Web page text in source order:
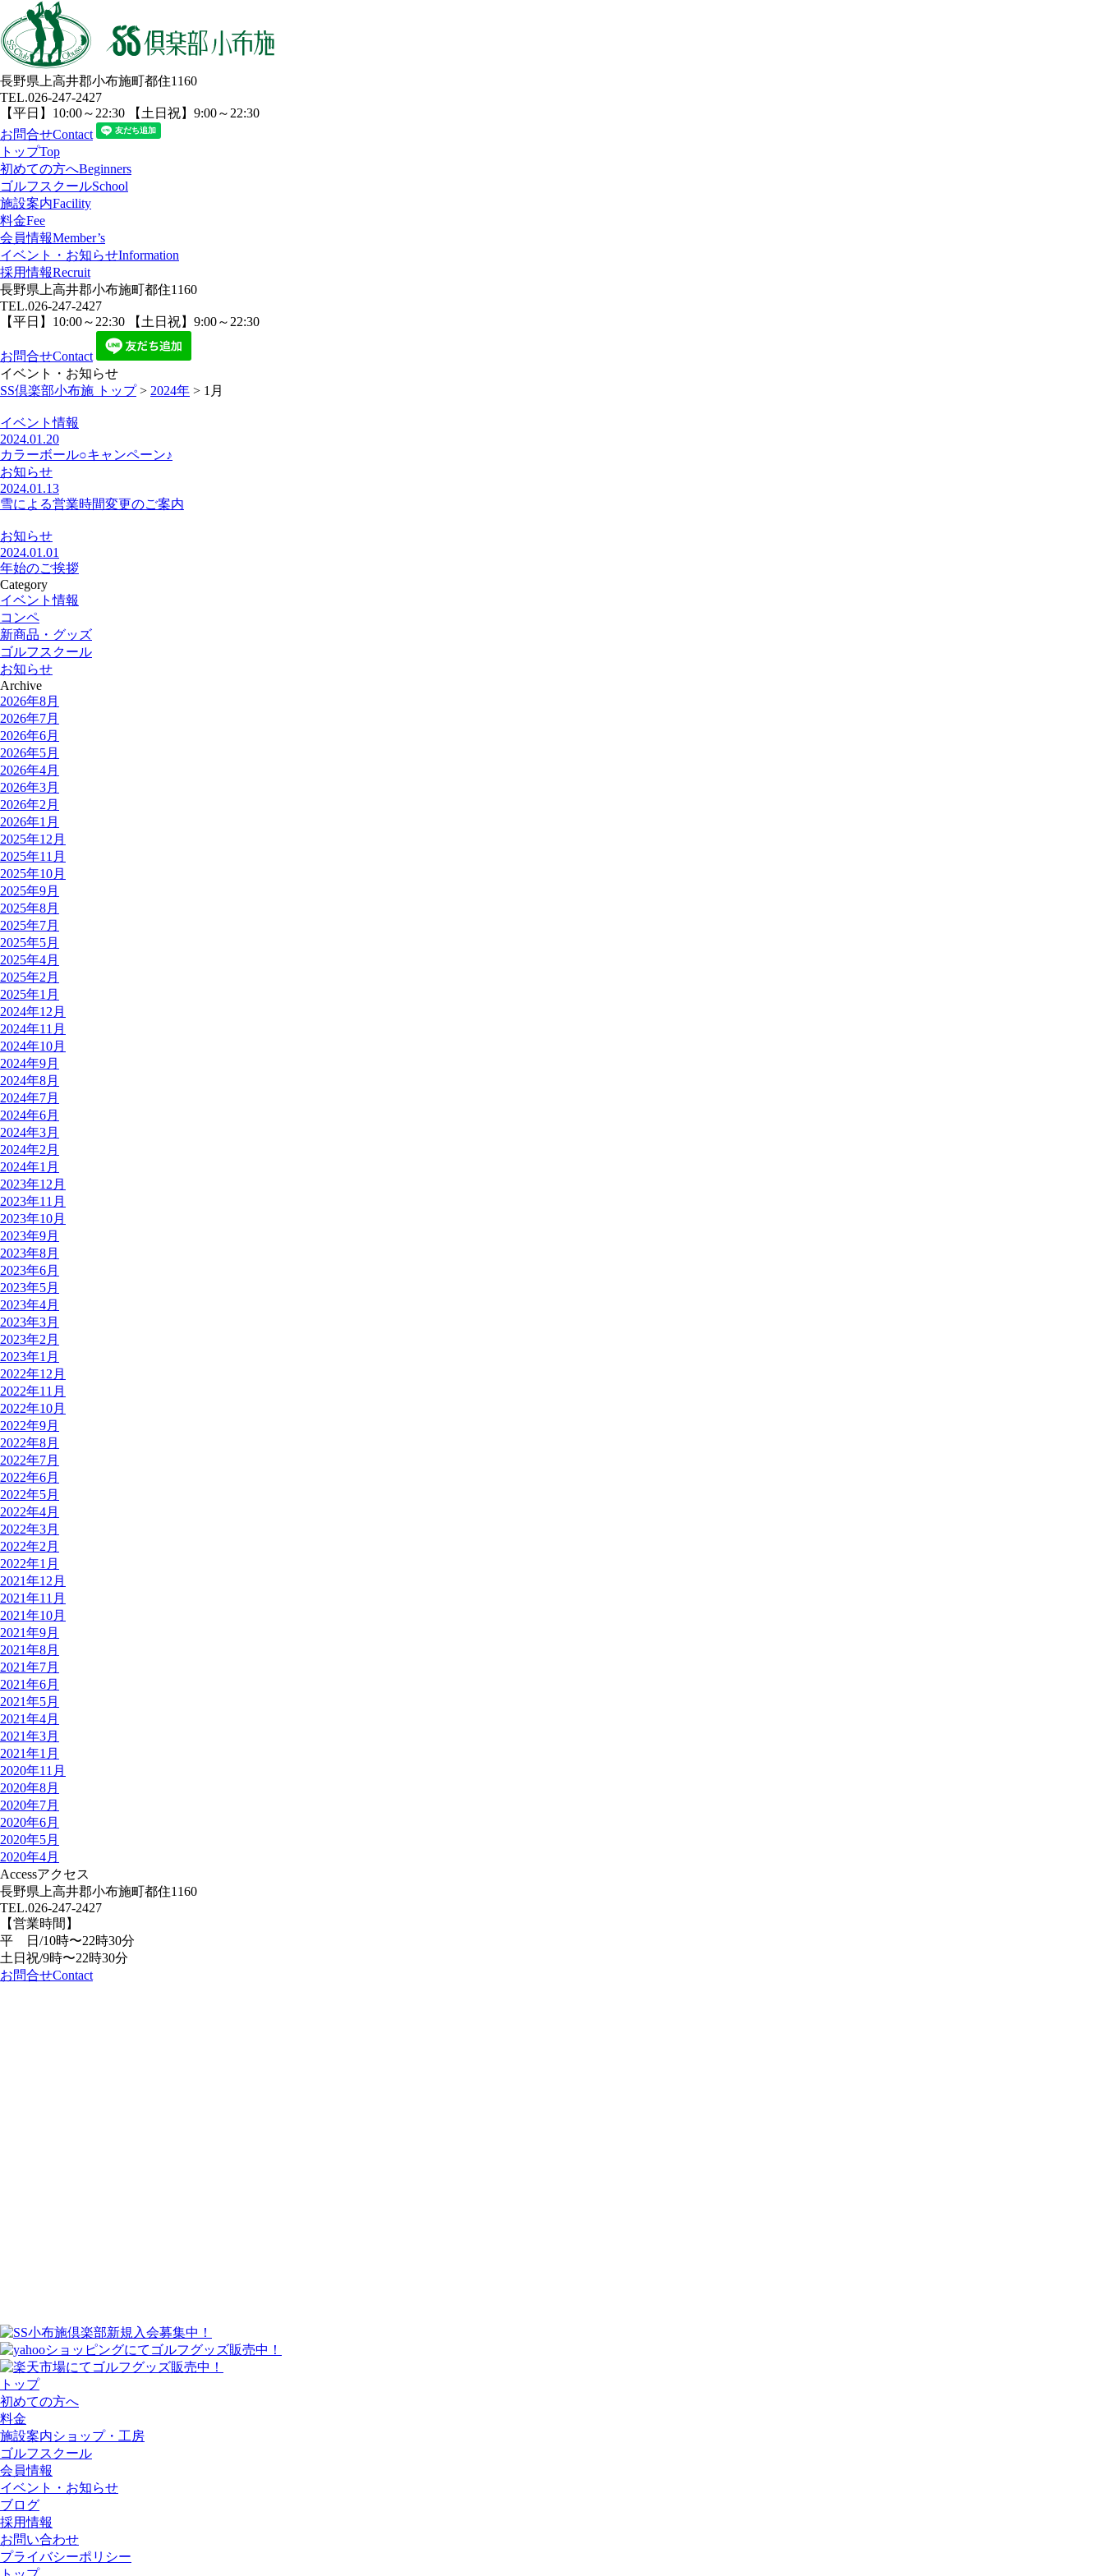
長野県上高井郡小布施町都住1160
TEL.026-247-2427
【平日】10:00～22:30 【土日祝】9:00～22:30
お問合せContact
トップTop
初めての方へBeginners
ゴルフスクールSchool
施設案内Facility
料金Fee
会員情報Member’s
イベント・お知らせInformation
採用情報Recruit
長野県上高井郡小布施町都住1160
TEL.026-247-2427
【平日】10:00～22:30 【土日祝】9:00～22:30
お問合せContact
イベント・お知らせ
SS倶楽部小布施 トップ> 2024年 > 1月
イベント情報
2024.01.20
カラーボール○キャンペーン♪
お知らせ
2024.01.13
雪による営業時間変更のご案内
お知らせ
2024.01.01
年始のご挨拶
Category
イベント情報
コンペ
新商品・グッズ
ゴルフスクール
お知らせ
Archive
2026年8月
2026年7月
2026年6月
2026年5月
2026年4月
2026年3月
2026年2月
2026年1月
2025年12月
2025年11月
2025年10月
2025年9月
2025年8月
2025年7月
2025年5月
2025年4月
2025年2月
2025年1月
2024年12月
2024年11月
2024年10月
2024年9月
2024年8月
2024年7月
2024年6月
2024年3月
2024年2月
2024年1月
2023年12月
2023年11月
2023年10月
2023年9月
2023年8月
2023年6月
2023年5月
2023年4月
2023年3月
2023年2月
2023年1月
2022年12月
2022年11月
2022年10月
2022年9月
2022年8月
2022年7月
2022年6月
2022年5月
2022年4月
2022年3月
2022年2月
2022年1月
2021年12月
2021年11月
2021年10月
2021年9月
2021年8月
2021年7月
2021年6月
2021年5月
2021年4月
2021年3月
2021年1月
2020年11月
2020年8月
2020年7月
2020年6月
2020年5月
2020年4月
Accessアクセス
長野県上高井郡小布施町都住1160
TEL.026-247-2427
【営業時間】
平 日/10時〜22時30分
土日祝/9時〜22時30分
お問合せContact
トップ
初めての方へ
料金
施設案内ショップ・工房
ゴルフスクール
会員情報
イベント・お知らせ
ブログ
採用情報
お問い合わせ
プライバシーポリシー